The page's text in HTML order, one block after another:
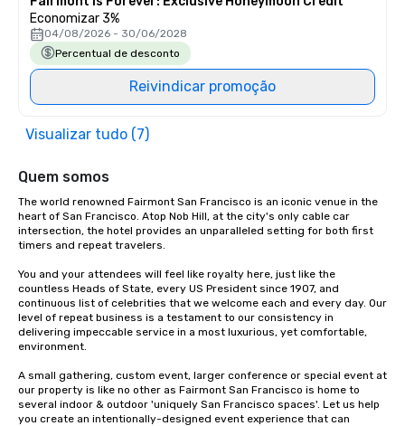
Economizar 3%
04/08/2026 - 30/06/2028
Percentual de desconto
Reivindicar promoção
Visualizar tudo (7)
Quem somos
The world renowned Fairmont San Francisco is an iconic venue in the
heart of San Francisco. Atop Nob Hill, at the city's only cable car
intersection, the hotel provides an unparalleled setting for both first
timers and repeat travelers.
You and your attendees will feel like royalty here, just like the
countless Heads of State, every US President since 1907, and
continuous list of celebrities that we welcome each and every day. Our
level of repeat business is a testament to our consistency in
delivering impeccable service in a most luxurious, yet comfortable,
environment.
A small gathering, custom event, larger conference or special event at
our property is like no other as Fairmont San Francisco is home to
several indoor & outdoor 'uniquely San Francisco spaces'. Let us help
you create an intentionally-designed event experience that can